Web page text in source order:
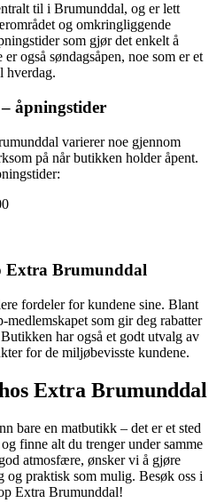
til i Brumunddal, og er lett
og omkringliggende
som gjør det enkelt å
også søndagsåpen, noe som er et
hverdag.
åpningstider
varierer noe gjennom
på når butikken holder åpent.
Extra Brumunddal
fordeler for kundene sine. Blant
som gir deg rabatter
har også et godt utvalg av
for de miljøbevisste kundene.
Extra Brumunddal
bare en matbutikk – det er et sted
finne alt du trenger under samme
atmosfære, ønsker vi å gjøre
og praktisk som mulig. Besøk oss i
Extra Brumunddal!